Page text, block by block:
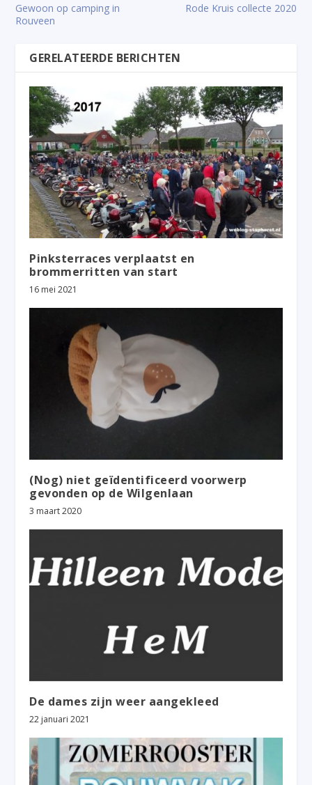
Gewoon op camping in
Rouveen
Rode Kruis collecte 2020
GERELATEERDE BERICHTEN
Pinksterraces verplaatst en
brommerritten van start
16 mei 2021
(Nog) niet geïdentificeerd voorwerp
gevonden op de Wilgenlaan
3 maart 2020
De dames zijn weer aangekleed
22 januari 2021